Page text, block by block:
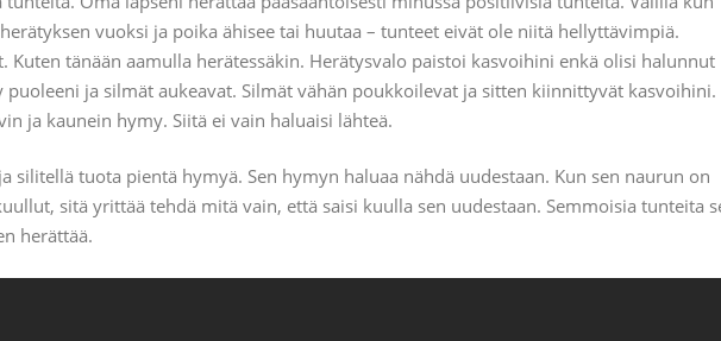
vuoksi ja poika ähisee tai huutaa – tunteet eivät ole niitä hellyttävimpiä.
Kuten tänään aamulla herätessäkin. Herätysvalo paistoi kasvoihini enkä olisi halunnut
puoleeni ja silmät aukeavat. Silmät vähän poukkoilevat ja sitten kiinnittyvät kasvoihini.
ja kaunein hymy. Siitä ei vain haluaisi lähteä.
silitellä tuota pientä hymyä. Sen hymyn haluaa nähdä uudestaan. Kun sen naurun on
sitä yrittää tehdä mitä vain, että saisi kuulla sen uudestaan. Semmoisia tunteita
herättää.